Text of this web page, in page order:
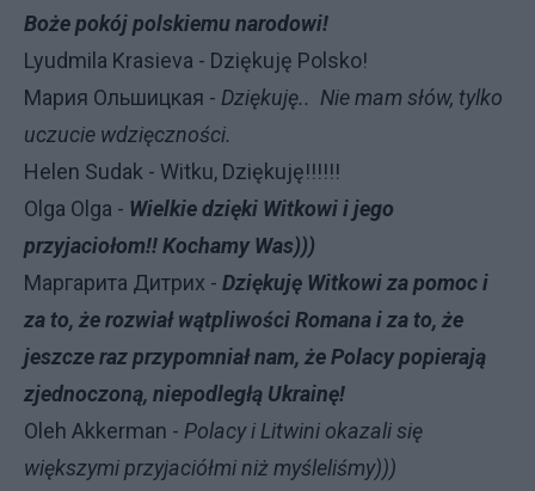
Boże pokój polskiemu narodowi!
Lyudmila Krasieva - Dziękuję Polsko!
Мария Ольшицкая - Dziękuję.. Nie mam słów, tylko
uczucie wdzięczności.
Helen Sudak - Witku, Dziękuję!!!!!!
Olga Olga - Wielkie dzięki Witkowi i jego
przyjaciołom!! Kochamy Was)))
Маргарита Дитрих - Dziękuję Witkowi za pomoc i
za to, że rozwiał wątpliwości Romana i za to, że
jeszcze raz przypomniał nam, że Polacy popierają
zjednoczoną, niepodległą Ukrainę!
Oleh Akkerman - Polacy i Litwini okazali się
większymi przyjaciółmi niż myśleliśmy)))